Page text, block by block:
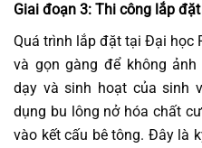
Giai đoạn 3: Thi công lắp
Quá trình lắp đặt tại Đại học
và gọn gàng để không
dạy và sinh hoạt của sinh
dụng bu lông nở hóa chất
vào kết cấu bê tông. Đây là